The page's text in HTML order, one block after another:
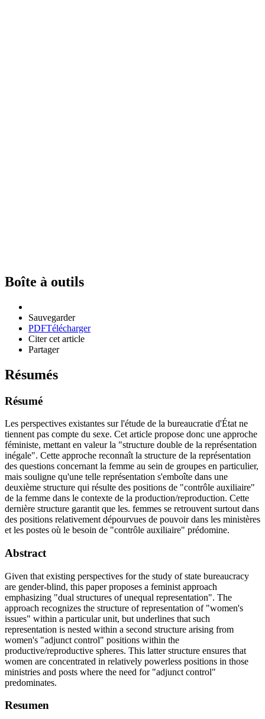
Boîte à outils
Sauvegarder
PDFTélécharger
Citer cet article
Partager
Résumés
Résumé
Les perspectives existantes sur l'étude de la bureaucratie d'État ne
tiennent pas compte du sexe. Cet article propose donc une approche
féministe, mettant en valeur la "structure double de la représentation
inégale". Cette approche reconnaît la structure de la représentation
des questions concernant la femme au sein de groupes en particulier,
mais souligne qu'une telle représentation s'emboîte dans une
deuxième structure qui résulte des positions de "contrôle auxiliaire"
de la femme dans le contexte de la production/reproduction. Cette
dernière structure garantit que les. femmes se retrouvent surtout dans
des positions relativement dépourvues de pouvoir dans les ministères
et les postes où le besoin de "contrôle auxiliaire" prédomine.
Abstract
Given that existing perspectives for the study of state bureaucracy
are gender-blind, this paper proposes a feminist approach
emphasizing "dual structures of unequal representation". The
approach recognizes the structure of representation of "women's
issues" within a particular unit, but underlines that such
representation is nested within a second structure arising from
women's "adjunct control" positions within the
productive/reproductive spheres. This latter structure ensures that
women are concentrated in relatively powerless positions in those
ministries and posts where the need for "adjunct control"
predominates.
Resumen